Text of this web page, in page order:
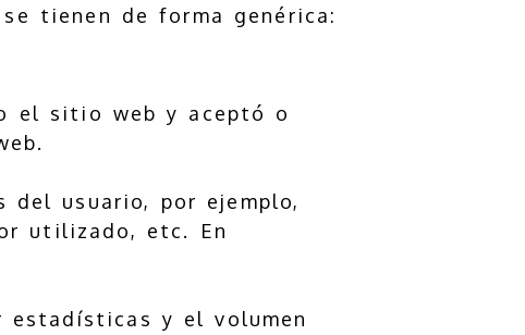
tienen de forma genérica:
el sitio web y aceptó o
usuario, por ejemplo,
utilizado, etc. En
estadísticas y el volumen